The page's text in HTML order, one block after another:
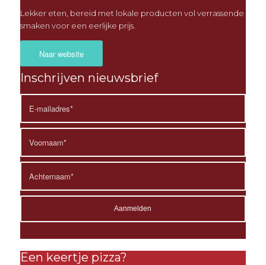
Lekker eten, bereid met lokale producten vol verrassende
smaken voor een eerlijke prijs.
Naar website
Inschrijven nieuwsbrief
Een keertje pizza?